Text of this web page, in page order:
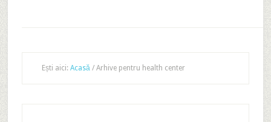
Ești aici: Acasă /Arhive pentru health center